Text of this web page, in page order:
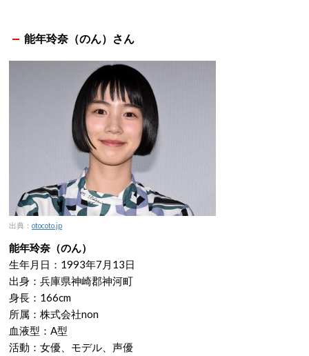
能年玲奈（のん）さん
出典： otocoto.jp
能年玲奈（のん）
生年月日：1993年7月13日
出身：兵庫県神崎郡神河町
身長：166cm
所属：株式会社non
血液型：A型
活動：女優、モデル、声優